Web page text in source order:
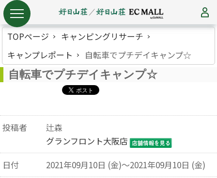
TOPページ
キャンピングリサーチ
キャンプレポート
自転車でプチデイキャンプ☆
自転車でプチデイキャンプ☆
投稿者
辻森
グランフロント大阪店
日付
2021年09月10日 (金)～2021年09月10日 (金)